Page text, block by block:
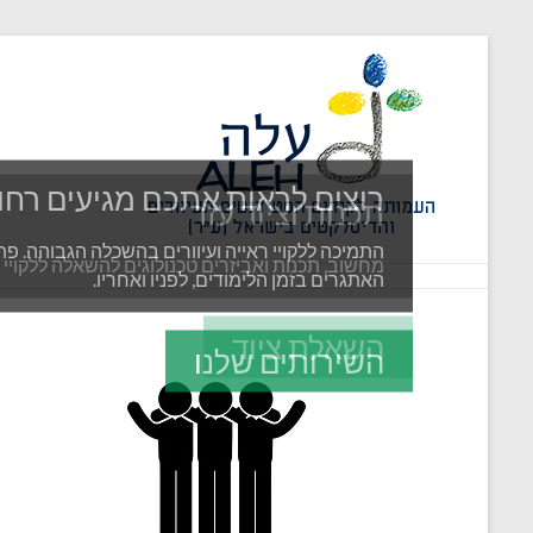
רוצים לראות אתכם מגיעים
התמיכה ללקויי ראייה ועיוורים בהשכלה הגבוהה.
האתגרים בזמן הלימודים, לפניו ואחריו.
השירותים שלנו
תכנות וציוד עזר
מחשוב, תכנות ואביזרים טכנולוגים להשאלה ללקויי
השאלת ציוד